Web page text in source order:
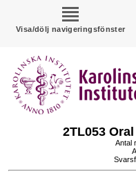
Visa/dölj navigeringsfönster
2TL053
Antal